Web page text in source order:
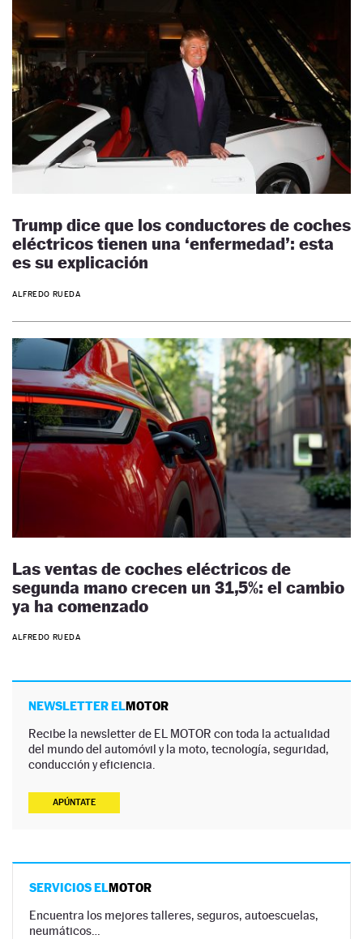
Trump dice que los conductores de coches
eléctricos tienen una ‘enfermedad’: esta
es su explicación
ALFREDO RUEDA
Las ventas de coches eléctricos de
segunda mano crecen un 31,5%: el cambio
ya ha comenzado
ALFREDO RUEDA
NEWSLETTER ELMOTOR
Recibe la newsletter de EL MOTOR con toda la actualidad
del mundo del automóvil y la moto, tecnología, seguridad,
conducción y eficiencia.
APÚNTATE
SERVICIOS ELMOTOR
Encuentra los mejores talleres, seguros, autoescuelas,
neumáticos…